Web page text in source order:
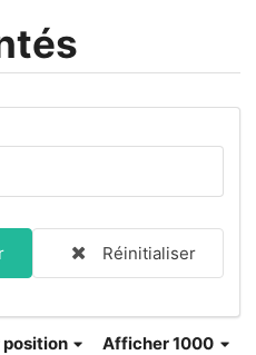
Réinitialiser
Afficher 1000
position